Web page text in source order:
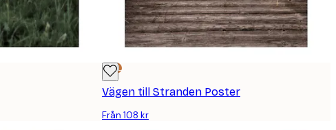
DEAL
Vägen till Stranden Poster
Från 108 kr